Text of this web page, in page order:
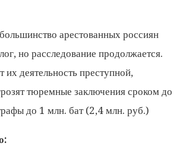
арестованных россиян
но расследование продолжается.
их деятельность преступной,
тюремные заключения сроком до
до 1 млн. бат (2,4 млн. руб.)